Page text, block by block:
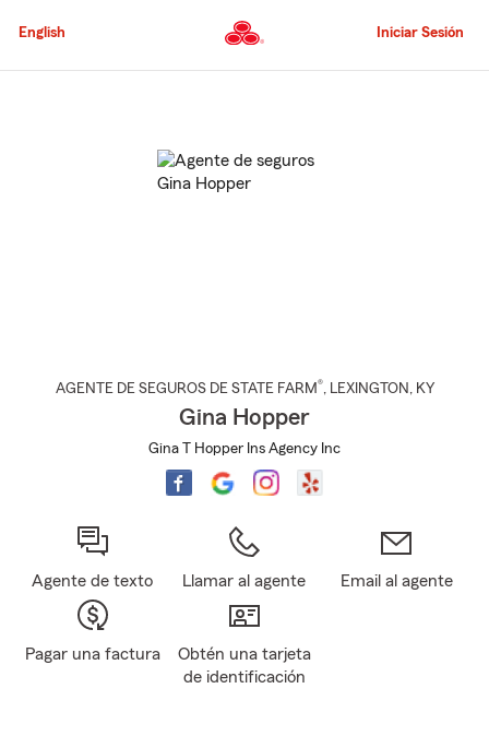
al
principal
English Iniciar Sesión
AGENTE DE SEGUROS DE STATE FARM®, LEXINGTON , KY
Gina Hopper
Gina T Hopper Ins Agency Inc
Agente de texto Llamar al agente Email al agente
Pagar una factura
Obtén una tarjeta
de identificación